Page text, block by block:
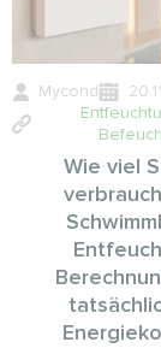
Mycond
Wie viel